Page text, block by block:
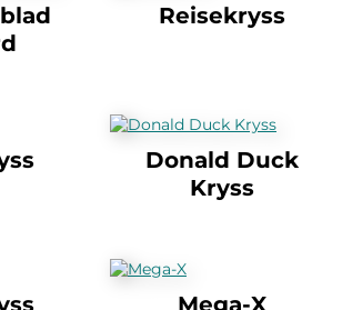
Reisekryss
Donald Duck
Kryss
Mega-X